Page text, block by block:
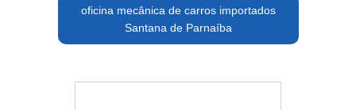
oficina mecânica de carros importados
Santana de Parnaíba